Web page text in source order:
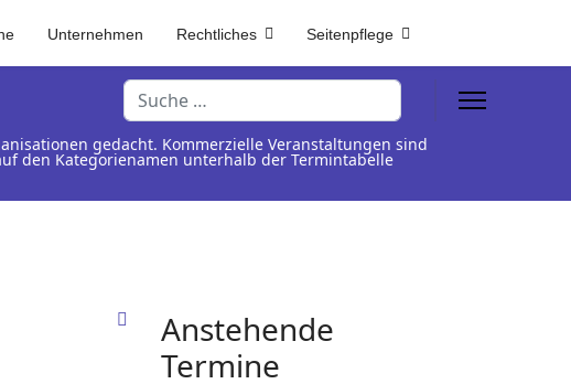
Unternehmen Rechtliches Seitenpflege
Suchen
gedacht. Kommerzielle Veranstaltungen sind
den Kategorienamen unterhalb der Termintabelle
Anstehende
Termine